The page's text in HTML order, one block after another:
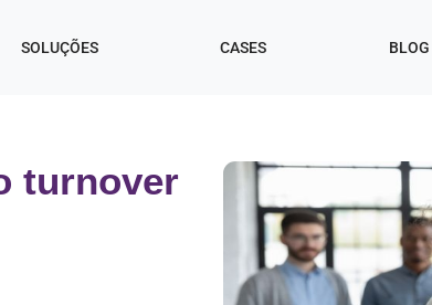
SOLUÇÕES CASES BLOG
turnover